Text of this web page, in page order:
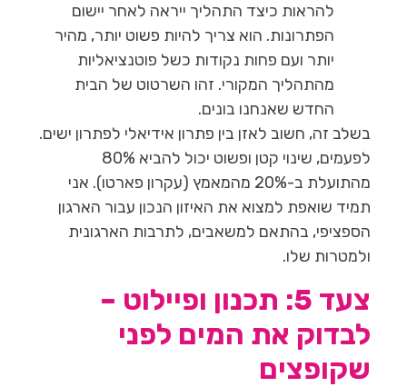
להראות כיצד התהליך ייראה לאחר יישום
הפתרונות. הוא צריך להיות פשוט יותר, מהיר
יותר ועם פחות נקודות כשל פוטנציאליות
מהתהליך המקורי. זהו השרטוט של הבית
החדש שאנחנו בונים.
בשלב זה, חשוב לאזן בין פתרון אידיאלי לפתרון ישים.
לפעמים, שינוי קטן ופשוט יכול להביא 80%
מהתועלת ב-20% מהמאמץ (עקרון פארטו). אני
תמיד שואפת למצוא את האיזון הנכון עבור הארגון
הספציפי, בהתאם למשאבים, לתרבות הארגונית
ולמטרות שלו.
צעד 5: תכנון ופיילוט –
לבדוק את המים לפני
שקופצים